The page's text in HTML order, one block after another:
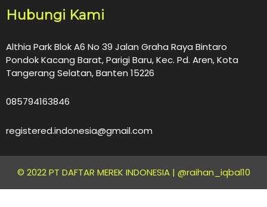
Hubungi Kami
Althia Park Blok A6 No 39 Jalan Graha Raya Bintaro
Pondok Kacang Barat, Parigi Baru, Kec. Pd. Aren, Kota
Tangerang Selatan, Banten 15226
085794163846
registered.indonesia@gmail.com
© 2022 PT DAFTAR MEREK INDONESIA | @raihan_iqbal10